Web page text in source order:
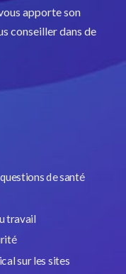
apporte son
conseiller dans de
de santé
travail
sur les sites